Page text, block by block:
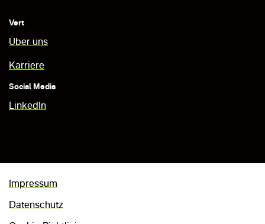
Vert
Über uns
Karriere
Social Media
LinkedIn
Impressum
Datenschutz